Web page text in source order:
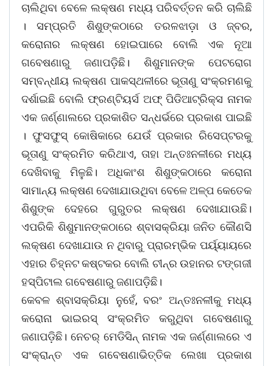
ଚାଲିଥିବା ବେଳେ ଲକ୍ଷଣ ମଧ୍ୟ ପରିବର୍ତ୍ତନ କରି ଚାଲିଛି
। ସମ୍ପ୍ରତି ଶିଶୁଙ୍କଠାରେ ତରଳଝାଡ଼ା ଓ ଜ୍ବର,
କରୋନାର ଲକ୍ଷଣ ହୋଇପା‌ରେ ବୋଲି ଏକ ନୂଆ
ଗବେଷଣାରୁ ଜଣାପଡ଼ିଛି। ଶିଶୁମାନଙ୍କ ପେଟରୋଗ
ସମ୍ବନ୍ଧୀୟ ଲକ୍ଷଣ ପାକସ୍ଥଳୀରେ ଭୂତାଣୁ ସଂକ୍ରମଣକୁ
ଦର୍ଶାଇଛି ବୋଲି ଫ୍ରଣ୍ଟିୟର୍ସ ଅଫ୍ ପିଡିଆଟ୍ରିକ୍ସ ନାମକ
ଏକ ଜର୍ଣ୍ଣାଲରେ ପ୍ରକାଶିତ ସନ୍ଧର୍ଭରେ ପ୍ରକାଶ ପାଇଛି
। ଫୁସଫୁସ୍‌ କୋଷିକାରେ ଯେଉଁ ପ୍ରକାର ରିସେପ୍ଟରକୁ
ଭୂତାଣୁ ସଂକ୍ରମିତ କରିଥାଏ, ତାହା ଅନ୍ତଃନଳୀରେ ମଧ୍ୟ
ଦେଖିବାକୁ ମିଳୁଛି। ଅଧିକାଂଶ ଶିଶୁଙ୍କଠାରେ କରୋନା
ସାମାନ୍ୟ ଲକ୍ଷଣ ଦେଖାଯାଉଥିବା ବେଳେ ଅଳ୍ପ କେତେକ
ଶିଶୁଙ୍କ ଦେହରେ ଗୁରୁତର ଲକ୍ଷଣ ଦେଖାଯାଉଛି।
ଏପରିକି ଶିଶୁମାନଙ୍କଠାରେ ଶ୍ବାସକ୍ରିୟା ଜନିତ କୌଣସି
ଲକ୍ଷଣ ଦେଖାଯାଉ ନ ଥିବାରୁ ପ୍ରାରମ୍ଭିକ ପର୍ୟ୍ୟାୟରେ
ଏହାର ଚିହ୍ନଟ କଷ୍ଟକର ବୋଲି ଚୀନ୍‌ର ଉହାନର ଟଙ୍ଗଜୀ
ହସ୍ପିଟାଲ ଗବେଷଣାରୁ ଜଣାପଡ଼ିଛି।
କେବଳ ଶ୍ବାସକ୍ରିୟା ନୁହେଁ, ବରଂ ଅନ୍ତଃନଳୀକୁ ମଧ୍ୟ
କରୋନା ଭାଇରସ୍‌ ସଂକ୍ରମିତ କରୁଥିବା ଗବେଷଣାରୁ
ଜଣାପଡ଼ିଛି। ନେଚର୍‌ ମେଡିସିନ୍‌ ନାମକ ଏକ ଜର୍ଣ୍ଣାଲରେ ଏ
ସଂକ୍ରାନ୍ତ ଏକ ଗବେଷଣାଭିତ୍ତିକ ଲେଖା ପ୍ରକାଶ